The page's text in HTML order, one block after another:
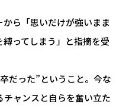
ら「思いだけが強いまま
ってしまう」と指摘を受
だった”ということ。今な
ャンスと自らを奮い立た